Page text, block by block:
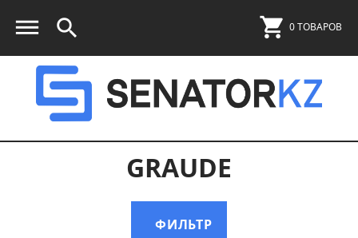
0 ТОВАРОВ
GRAUDE
ФИЛЬТР